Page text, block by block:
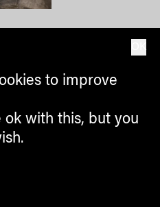
di
to improve
ok with this, but you